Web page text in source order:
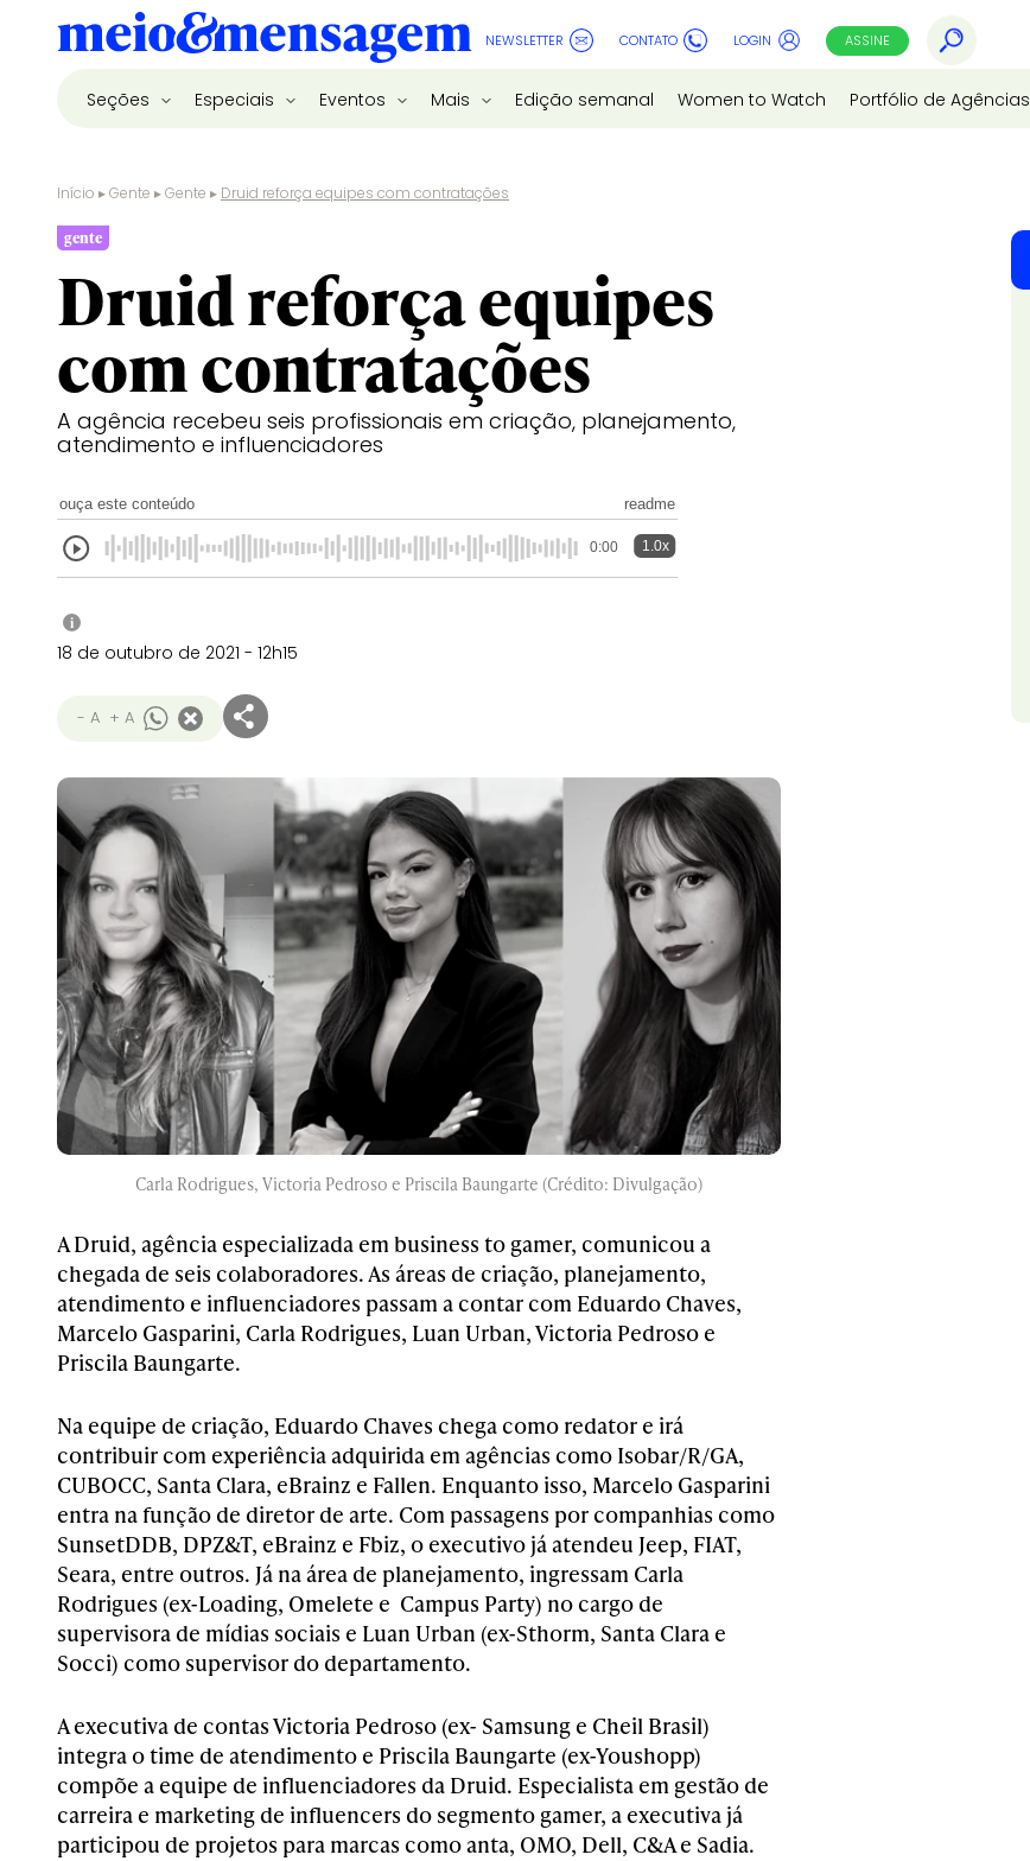
NEWSLETTER CONTATO LOGIN ASSINE
Seções Especiais Eventos Mais Edição semanal Women to Watch Portfólio de Agências
Início ▸Gente ▸Gente ▸ Druid reforça equipes com contratações
gente
Druid reforça equipes
com contratações
A agência recebeu seis profissionais em criação, planejamento,
atendimento e influenciadores
ouça este conteúdo readme
0:00 1.0x
i
18 de outubro de 2021 - 12h15
- A + A
Carla Rodrigues, Victoria Pedroso e Priscila Baungarte (Crédito: Divulgação)
A Druid, agência especializada em business to gamer, comunicou a
chegada de seis colaboradores. As áreas de criação, planejamento,
atendimento e influenciadores passam a contar com Eduardo Chaves,
Marcelo Gasparini, Carla Rodrigues, Luan Urban, Victoria Pedroso e
Priscila Baungarte.
Na equipe de criação, Eduardo Chaves chega como redator e irá
contribuir com experiência adquirida em agências como Isobar/R/GA,
CUBOCC, Santa Clara, eBrainz e Fallen. Enquanto isso, Marcelo Gasparini
entra na função de diretor de arte. Com passagens por companhias como
SunsetDDB, DPZ&T, eBrainz e Fbiz, o executivo já atendeu Jeep, FIAT,
Seara, entre outros. Já na área de planejamento, ingressam Carla
Rodrigues (ex-Loading, Omelete e Campus Party) no cargo de
supervisora de mídias sociais e Luan Urban (ex-Sthorm, Santa Clara e
Socci) como supervisor do departamento.
A executiva de contas Victoria Pedroso (ex- Samsung e Cheil Brasil)
integra o time de atendimento e Priscila Baungarte (ex-Youshopp)
compõe a equipe de influenciadores da Druid. Especialista em gestão de
carreira e marketing de influencers do segmento gamer, a executiva já
participou de projetos para marcas como anta, OMO, Dell, C&A e Sadia.